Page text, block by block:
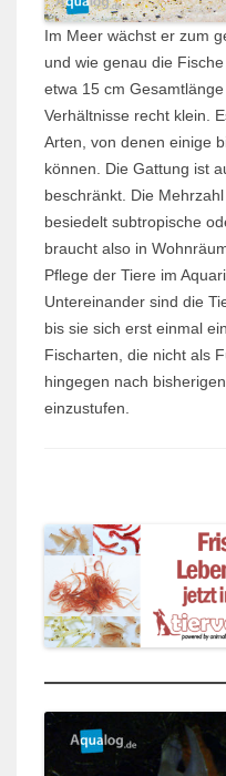
Im Meer wächst er zum
und wie genau die
etwa 15 cm
Verhältnisse recht klein.
Arten, von denen einige
können. Die Gattung ist
beschränkt. Die
besiedelt subtropische
braucht also in
Pflege der Tiere im
Untereinander sind die
bis sie sich erst einmal
Fisch­arten, die nicht als
hingegen nach
einzustufen.